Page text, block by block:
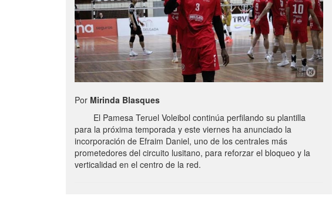
Por Mirinda Blasques
El Pamesa Teruel Voleibol continúa perfilando su plantilla
para la próxima temporada y este viernes ha anunciado la
incorporación de Efraim Daniel, uno de los centrales más
prometedores del circuito lusitano, para reforzar el bloqueo y la
verticalidad en el centro de la red.